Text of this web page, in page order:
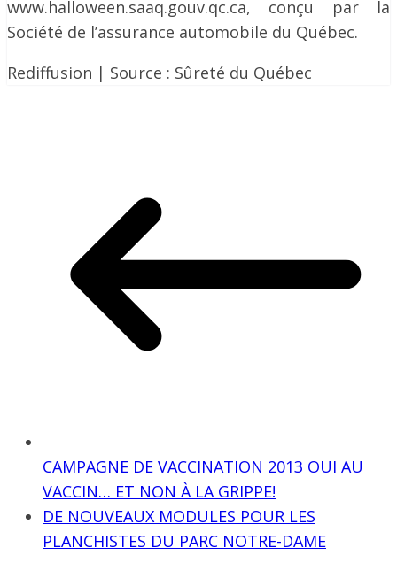
www.halloween.saaq.gouv.qc.ca, conçu par la
Société de l’assurance automobile du Québec.
Rediffusion | Source : Sûreté du Québec
CAMPAGNE DE VACCINATION 2013 OUI AU
VACCIN… ET NON À LA GRIPPE!
DE NOUVEAUX MODULES POUR LES
PLANCHISTES DU PARC NOTRE-DAME